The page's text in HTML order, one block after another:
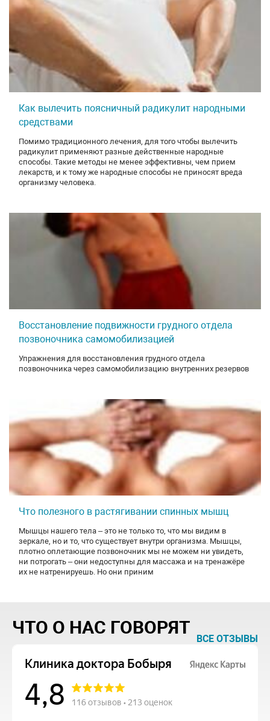
Как вылечить поясничный радикулит народными
средствами
Помимо традиционного лечения, для того чтобы вылечить
радикулит применяют разные действенные народные
способы. Такие методы не менее эффективны, чем прием
лекарств, и к тому же народные способы не приносят вреда
организму человека.
Восстановление подвижности грудного отдела
позвоночника самомобилизацией
Упражнения для восстановления грудного отдела
позвоночника через самомобилизацию внутренних резервов
Что полезного в растягивании спинных мышц
Мышцы нашего тела – это не только то, что мы видим в
зеркале, но и то, что существует внутри организма. Мышцы,
плотно оплетающие позвоночник мы не можем ни увидеть,
ни потрогать – они недоступны для массажа и на тренажёре
их не натренируешь. Но они приним
ЧТО О НАС ГОВОРЯТ
ВСЕ ОТЗЫВЫ